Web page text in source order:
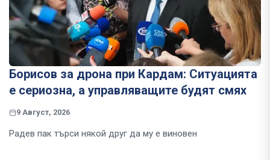
Борисов за дрона при Кардам: Ситуацията
е сериозна, а управляващите будят смях
9 Август, 2026
Радев пак търси някой друг да му е виновен